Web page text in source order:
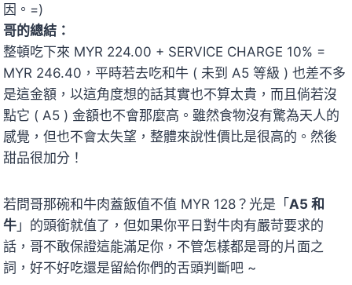
因。=)
哥的總結：
整頓吃下來 MYR 224.00 + SERVICE CHARGE 10% =
MYR 246.40，平時若去吃和牛 ( 未到 A5 等級 ) 也差不多
是這金額，以這角度想的話其實也不算太貴，而且倘若沒
點它 ( A5 ) 金額也不會那麼高。雖然食物沒有驚為天人的
感覺，但也不會太失望，整體來說性價比是很高的。然後
甜品很加分！
若問哥那碗和牛肉蓋飯值不值 MYR 128？光是「A5 和
牛 」的頭銜就值了，但如果你平日對牛肉有嚴苛要求的
話，哥不敢保證這能滿足你，不管怎樣都是哥的片面之
詞，好不好吃還是留給你們的舌頭判斷吧 ~